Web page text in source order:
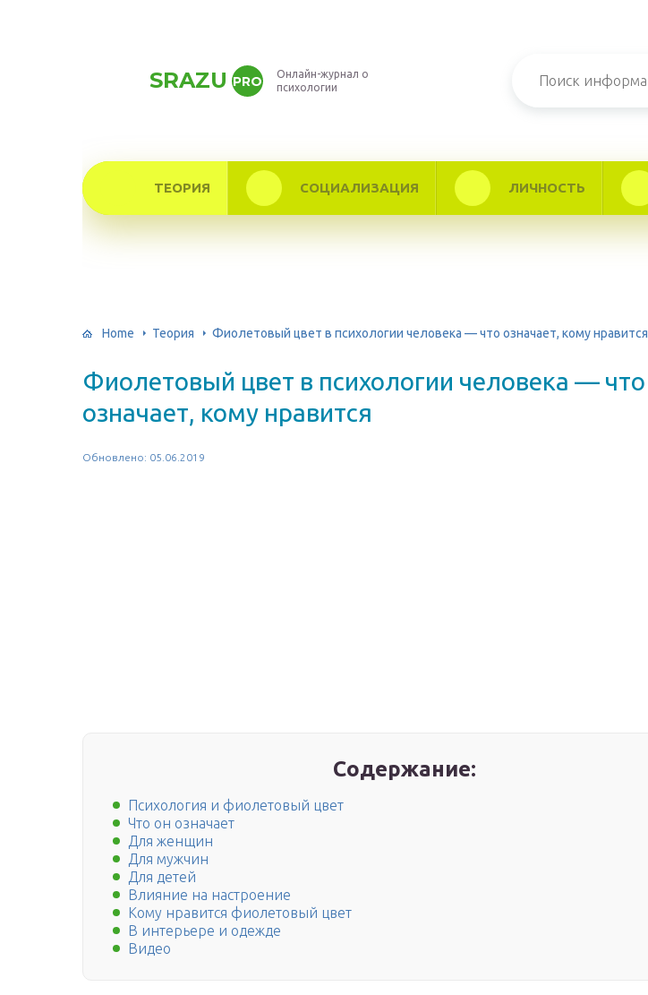
SRAZU PRO
Онлайн-журнал о
психологии
ТЕОРИЯ СОЦИАЛИЗАЦИЯ ЛИЧНОСТЬ
Home Теория Фиолетовый цвет в психологии человека — что означает, кому нравится
Фиолетовый цвет в психологии человека — что
означает, кому нравится
Обновлено: 05.06.2019
Содержание:
Психология и фиолетовый цвет
Что он означает
Для женщин
Для мужчин
Для детей
Влияние на настроение
Кому нравится фиолетовый цвет
В интерьере и одежде
Видео